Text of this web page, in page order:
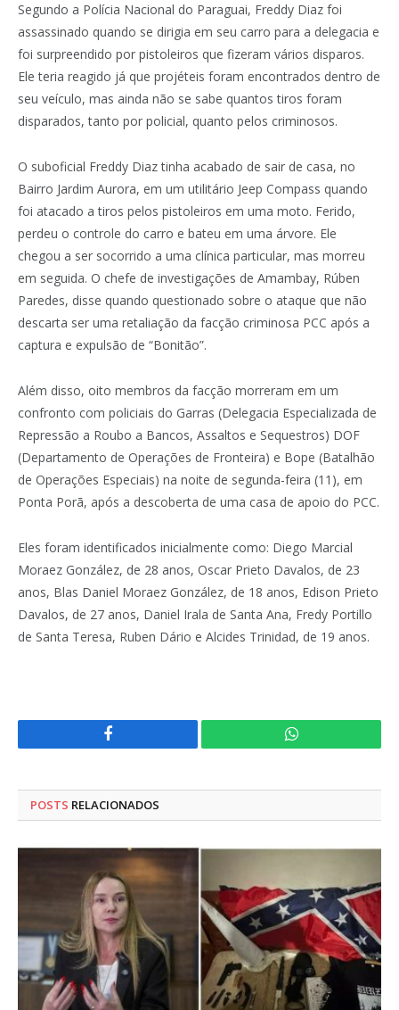
Segundo a Polícia Nacional do Paraguai, Freddy Diaz foi
assassinado quando se dirigia em seu carro para a delegacia e
foi surpreendido por pistoleiros que fizeram vários disparos.
Ele teria reagido já que projéteis foram encontrados dentro de
seu veículo, mas ainda não se sabe quantos tiros foram
disparados, tanto por policial, quanto pelos criminosos.
O suboficial Freddy Diaz tinha acabado de sair de casa, no
Bairro Jardim Aurora, em um utilitário Jeep Compass quando
foi atacado a tiros pelos pistoleiros em uma moto. Ferido,
perdeu o controle do carro e bateu em uma árvore. Ele
chegou a ser socorrido a uma clínica particular, mas morreu
em seguida. O chefe de investigações de Amambay, Rúben
Paredes, disse quando questionado sobre o ataque que não
descarta ser uma retaliação da facção criminosa PCC após a
captura e expulsão de “Bonitão”.
Além disso, oito membros da facção morreram em um
confronto com policiais do Garras (Delegacia Especializada de
Repressão a Roubo a Bancos, Assaltos e Sequestros) DOF
(Departamento de Operações de Fronteira) e Bope (Batalhão
de Operações Especiais) na noite de segunda-feira (11), em
Ponta Porã, após a descoberta de uma casa de apoio do PCC.
Eles foram identificados inicialmente como: Diego Marcial
Moraez González, de 28 anos, Oscar Prieto Davalos, de 23
anos, Blas Daniel Moraez González, de 18 anos, Edison Prieto
Davalos, de 27 anos, Daniel Irala de Santa Ana, Fredy Portillo
de Santa Teresa, Ruben Dário e Alcides Trinidad, de 19 anos.
Facebook WhatsApp
POSTS RELACIONADOS